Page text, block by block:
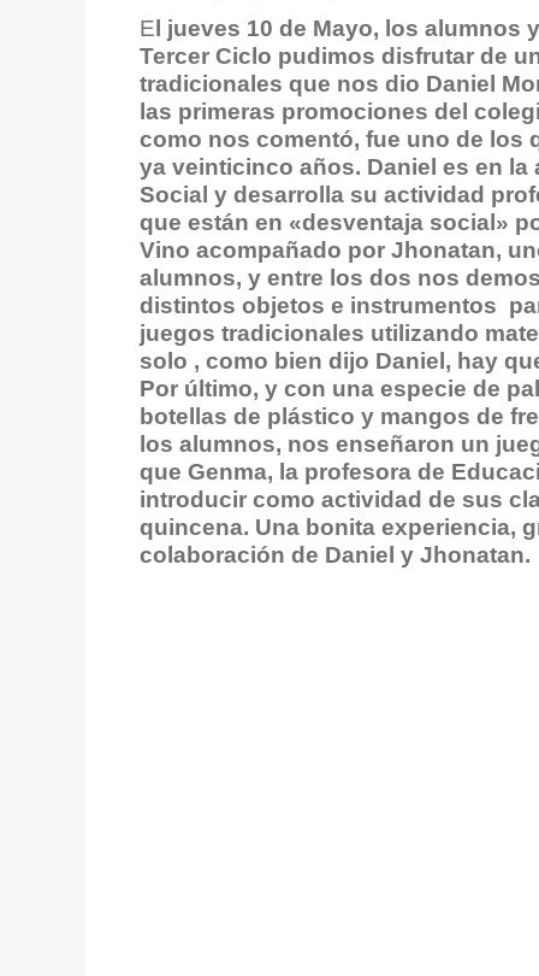
E l jueves 10 de Mayo, los alumnos
Tercer Ciclo pudimos disfrutar de
tradicionales que nos dio Daniel
las primeras promociones del
como nos comentó, fue uno de los
ya veinticinco años. Daniel es en la
Social y desarrolla su actividad
que están en «desventaja social»
Vino acompañado por Jhonatan,
alumnos, y entre los dos nos
distintos objetos e instrumentos
juegos tradicionales utilizando
solo , como bien dijo Daniel, hay
Por último, y con una especie de
botellas de plástico y mangos de
los alumnos, nos enseñaron un
que Genma, la profesora de
introducir como actividad de sus
quincena. Una bonita experiencia,
colaboración de Daniel y Jhonatan.